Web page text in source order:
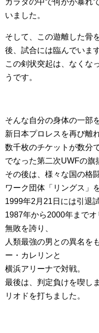
カラダの中で何かが暴れ
いました。
そして、この遊離した骨
後、試合には臨んでいます
この剣状突起は、なくな
うです。
そんな自分の身体の一部
新日本プロレスを再び離
数千枚のチケットが数分
でなった第二次UWFの旗
その後は、様々な国の格
ワーク団体「リングス」
1999年2月21日には引退
1987年から2000年まで
無敗を誇り、
人類最強の男との異名を
ー・カレリンと
横浜アリーナで対戦。
最後は、判定負けを喫し
リオドを打ちました。